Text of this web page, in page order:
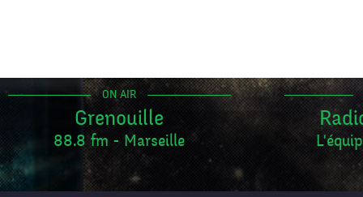
ON AIR
Grenouille
88.8 fm - Marseille